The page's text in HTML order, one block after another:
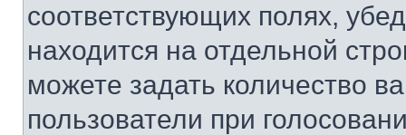
соответствующих полях,
находится на отдельной
можете задать количество
пользователи при